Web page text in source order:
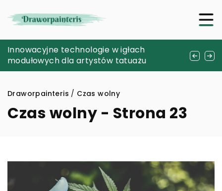
Jak żele dezynfekujące wpływają na
zdrowie naszej skóry?
Innowacyjne technologie w igłach
modułowych dla artystów tatuażu
Jak wykorzystać nowoczesne technologie
druku 3D w codziennym życiu?
Draworpainteris / Czas wolny
Czas wolny - Strona 23